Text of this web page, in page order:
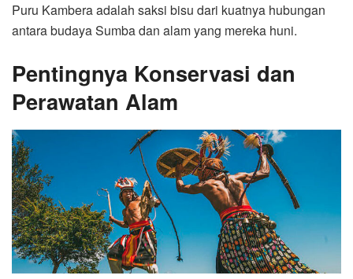
Puru Kambera adalah saksi bisu dari kuatnya hubungan
antara budaya Sumba dan alam yang mereka huni.
Pentingnya Konservasi dan
Perawatan Alam